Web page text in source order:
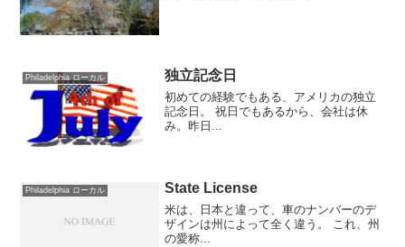
Philadelphia ローカル 独立記念日
初めての経験でもある、アメリカの独立
記念日。 祝日でもあるから、会社は休
み。昨日...
Philadelphia ローカル State License
米は、日本と違って、車のナンバーのデ
ザインは州によって全く違う。 これ、州
の愛称...